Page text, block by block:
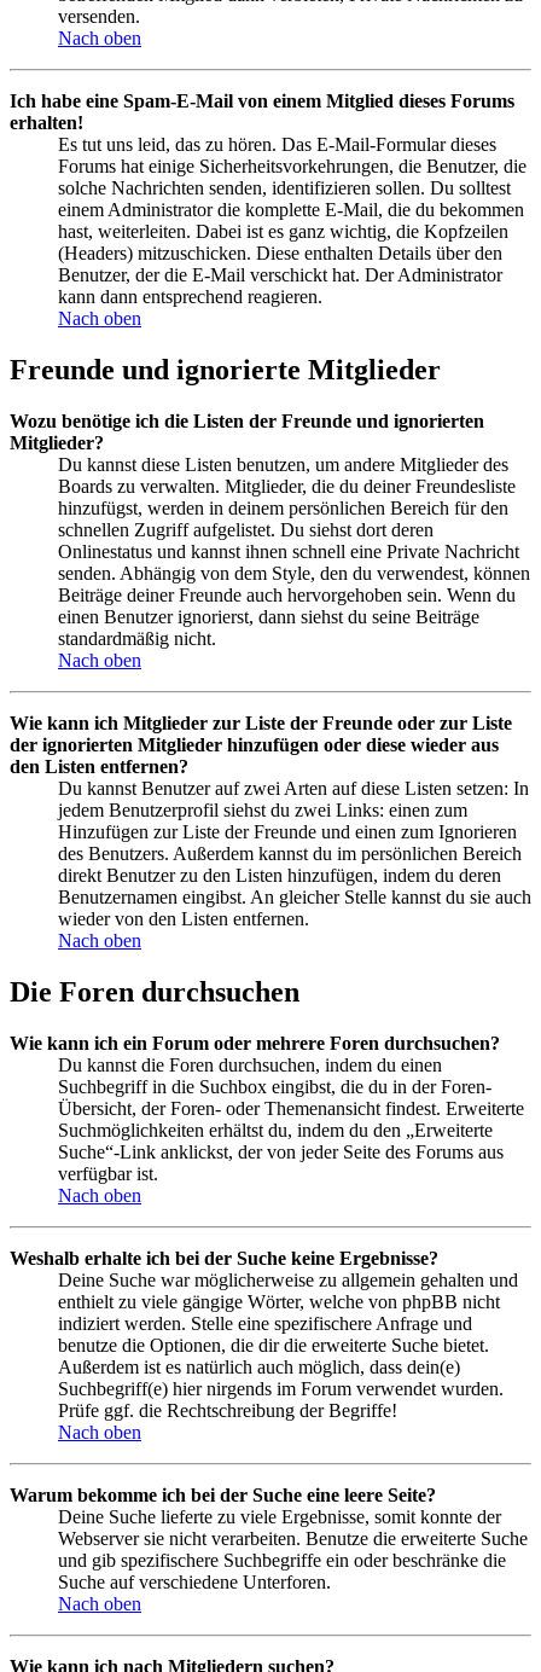
versenden.
Nach oben
Ich habe eine Spam-E-Mail von einem Mitglied dieses Forums
erhalten!
Es tut uns leid, das zu hören. Das E-Mail-Formular dieses
Forums hat einige Sicherheitsvorkehrungen, die Benutzer, die
solche Nachrichten senden, identifizieren sollen. Du solltest
einem Administrator die komplette E-Mail, die du bekommen
hast, weiterleiten. Dabei ist es ganz wichtig, die Kopfzeilen
(Headers) mitzuschicken. Diese enthalten Details über den
Benutzer, der die E-Mail verschickt hat. Der Administrator
kann dann entsprechend reagieren.
Nach oben
Freunde und ignorierte Mitglieder
Wozu benötige ich die Listen der Freunde und ignorierten
Mitglieder?
Du kannst diese Listen benutzen, um andere Mitglieder des
Boards zu verwalten. Mitglieder, die du deiner Freundesliste
hinzufügst, werden in deinem persönlichen Bereich für den
schnellen Zugriff aufgelistet. Du siehst dort deren
Onlinestatus und kannst ihnen schnell eine Private Nachricht
senden. Abhängig von dem Style, den du verwendest, können
Beiträge deiner Freunde auch hervorgehoben sein. Wenn du
einen Benutzer ignorierst, dann siehst du seine Beiträge
standardmäßig nicht.
Nach oben
Wie kann ich Mitglieder zur Liste der Freunde oder zur Liste
der ignorierten Mitglieder hinzufügen oder diese wieder aus
den Listen entfernen?
Du kannst Benutzer auf zwei Arten auf diese Listen setzen: In
jedem Benutzerprofil siehst du zwei Links: einen zum
Hinzufügen zur Liste der Freunde und einen zum Ignorieren
des Benutzers. Außerdem kannst du im persönlichen Bereich
direkt Benutzer zu den Listen hinzufügen, indem du deren
Benutzernamen eingibst. An gleicher Stelle kannst du sie auch
wieder von den Listen entfernen.
Nach oben
Die Foren durchsuchen
Wie kann ich ein Forum oder mehrere Foren durchsuchen?
Du kannst die Foren durchsuchen, indem du einen
Suchbegriff in die Suchbox eingibst, die du in der Foren-
Übersicht, der Foren- oder Themenansicht findest. Erweiterte
Suchmöglichkeiten erhältst du, indem du den „Erweiterte
Suche“-Link anklickst, der von jeder Seite des Forums aus
verfügbar ist.
Nach oben
Weshalb erhalte ich bei der Suche keine Ergebnisse?
Deine Suche war möglicherweise zu allgemein gehalten und
enthielt zu viele gängige Wörter, welche von phpBB nicht
indiziert werden. Stelle eine spezifischere Anfrage und
benutze die Optionen, die dir die erweiterte Suche bietet.
Außerdem ist es natürlich auch möglich, dass dein(e)
Suchbegriff(e) hier nirgends im Forum verwendet wurden.
Prüfe ggf. die Rechtschreibung der Begriffe!
Nach oben
Warum bekomme ich bei der Suche eine leere Seite?
Deine Suche lieferte zu viele Ergebnisse, somit konnte der
Webserver sie nicht verarbeiten. Benutze die erweiterte Suche
und gib spezifischere Suchbegriffe ein oder beschränke die
Suche auf verschiedene Unterforen.
Nach oben
Wie kann ich nach Mitgliedern suchen?